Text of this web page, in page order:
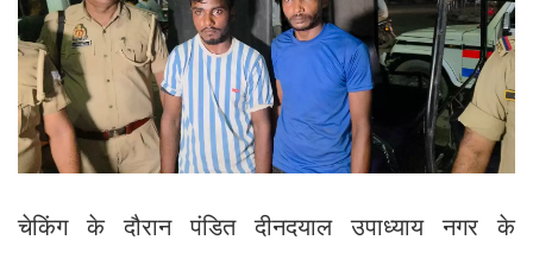
चेकिंग के दौरान पंडित दीनदयाल उपाध्याय नगर के